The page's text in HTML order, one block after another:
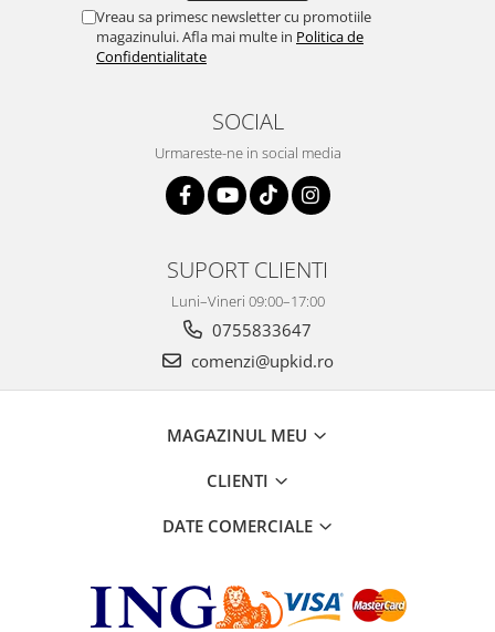
Vreau sa primesc newsletter cu promotiile
magazinului. Afla mai multe in Politica de
Confidentialitate
SOCIAL
Urmareste-ne in social media
SUPORT CLIENTI
Luni–Vineri 09:00–17:00
0755833647
comenzi@upkid.ro
MAGAZINUL MEU
CLIENTI
DATE COMERCIALE